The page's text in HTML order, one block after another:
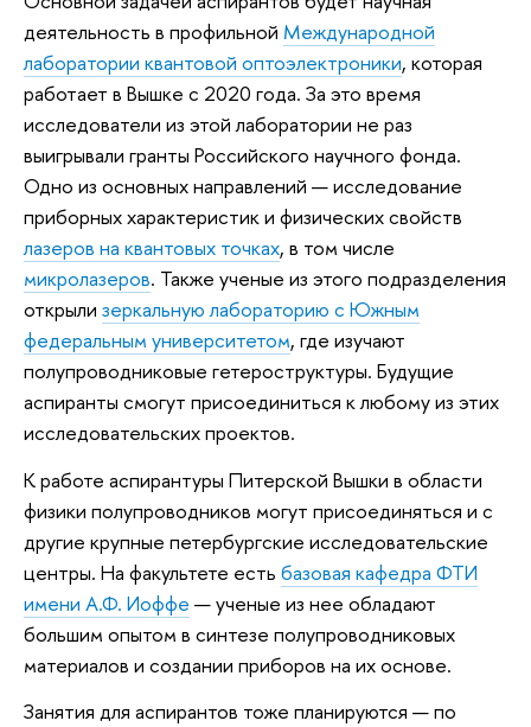
деятельность в профильной Международной
лаборатории квантовой оптоэлектроники, которая
работает в Вышке с 2020 года. За это время
исследователи из этой лаборатории не раз
выигрывали гранты Российского научного фонда.
Одно из основных направлений — исследование
приборных характеристик и физических свойств
лазеров на квантовых точках, в том числе
микролазеров. Также ученые из этого подразделения
открыли зеркальную лабораторию с Южным
федеральным университетом, где изучают
полупроводниковые гетероструктуры. Будущие
аспиранты смогут присоединиться к любому из этих
исследовательских проектов.
К работе аспирантуры Питерской Вышки в области
физики полупроводников могут присоединяться и с
другие крупные петербургские исследовательские
центры. На факультете есть базовая кафедра ФТИ
имени А.Ф. Иоффе — ученые из нее обладают
большим опытом в синтезе полупроводниковых
материалов и создании приборов на их основе.
Занятия для аспирантов тоже планируются — по